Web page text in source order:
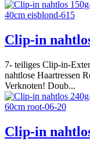
Clip-in
7- teiliges Clip-in-
nahtlose Haartressen
Verknoten! Doub...
Clip-in